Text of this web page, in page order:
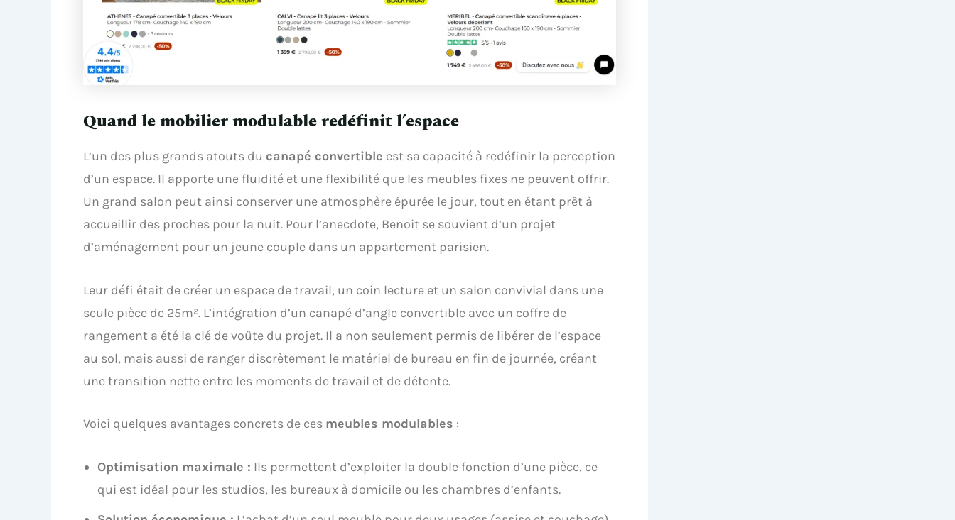
Quand le mobilier modulable redéfinit l’espace
L’un des plus grands atouts du canapé convertible est sa capacité à redéfinir la perception
d’un espace. Il apporte une fluidité et une flexibilité que les meubles fixes ne peuvent offrir.
Un grand salon peut ainsi conserver une atmosphère épurée le jour, tout en étant prêt à
accueillir des proches pour la nuit. Pour l’anecdote, Benoit se souvient d’un projet
d’aménagement pour un jeune couple dans un appartement parisien.
Leur défi était de créer un espace de travail, un coin lecture et un salon convivial dans une
seule pièce de 25m². L’intégration d’un canapé d’angle convertible avec un coffre de
rangement a été la clé de voûte du projet. Il a non seulement permis de libérer de l’espace
au sol, mais aussi de ranger discrètement le matériel de bureau en fin de journée, créant
une transition nette entre les moments de travail et de détente.
Voici quelques avantages concrets de ces meubles modulables :
Optimisation maximale : Ils permettent d’exploiter la double fonction d’une pièce, ce
qui est idéal pour les studios, les bureaux à domicile ou les chambres d’enfants.